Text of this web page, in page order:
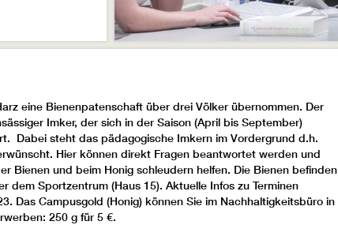
eine Bienenpatenschaft über drei Völker übernommen. Der
Imker, der sich in der Saison (April bis September)
Dabei steht das pädagogische Imkern im Vordergrund d.h.
Hier können direkt Fragen beantwortet werden und
Bienen und beim Honig schleudern helfen. Die Bienen befinden
dem Sportzentrum (Haus 15). Aktuelle Infos zu Terminen
Das Campusgold (Honig) können Sie im Nachhaltigkeitsbüro in
250 g für 5 €.